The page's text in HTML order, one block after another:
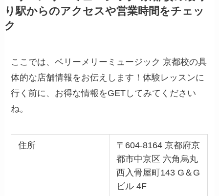
り駅からのアクセスや営業時間をチェッ
ク
ここでは、ベリーメリーミュージック 京都校の具
体的な店舗情報をお伝えします！体験レッスンに
行く前に、お得な情報をGETしてみてください
ね。
住所
〒604-8164 京都府京
都市中京区 六角烏丸
西入骨屋町143 G＆G
ビル 4F